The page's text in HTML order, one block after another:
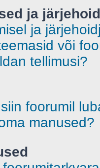
ja
ja
või
tellimusi?
foorumil
manused?